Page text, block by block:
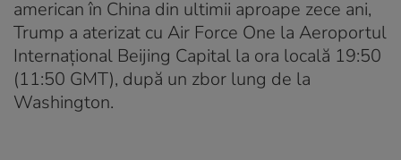
american în China din ultimii aproape zece ani,
Trump a aterizat cu Air Force One la Aeroportul
Internațional Beijing Capital la ora locală 19:50
(11:50 GMT), după un zbor lung de la
Washington.